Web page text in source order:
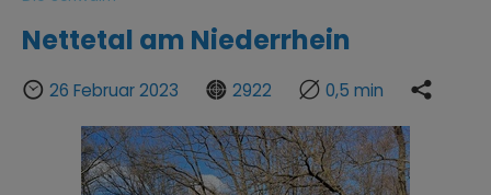
Nettetal am Niederrhein
Þ 26 Februar 2023 Ғ 2922  0,5 min Ƙ